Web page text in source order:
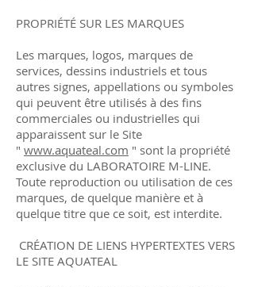
PROPRIÉTÉ SUR LES MARQUES
Les marques, logos, marques de
services, dessins industriels et tous
autres signes, appellations ou symboles
qui peuvent être utilisés à des fins
commerciales ou industrielles qui
apparaissent sur le Site
" www.aquateal.com " sont la propriété
exclusive du LABORATOIRE M-LINE.
Toute reproduction ou utilisation de ces
marques, de quelque manière et à
quelque titre que ce soit, est interdite.
CRÉATION DE LIENS HYPERTEXTES VERS
LE SITE AQUATEAL